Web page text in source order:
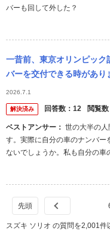
バーも回して外した？
一昔前、東京オリンピッ
バーを交付できる時があ
バーはどうなのか？」みた
ンバーがおか...
2026.7.1
解決済み 回答数： 12 閲覧数
ベストアンサー：
す。実際に自分の車のナンバー
ないでしょうか。私も自分の車
スズキ ソリオ の質問を2,001件